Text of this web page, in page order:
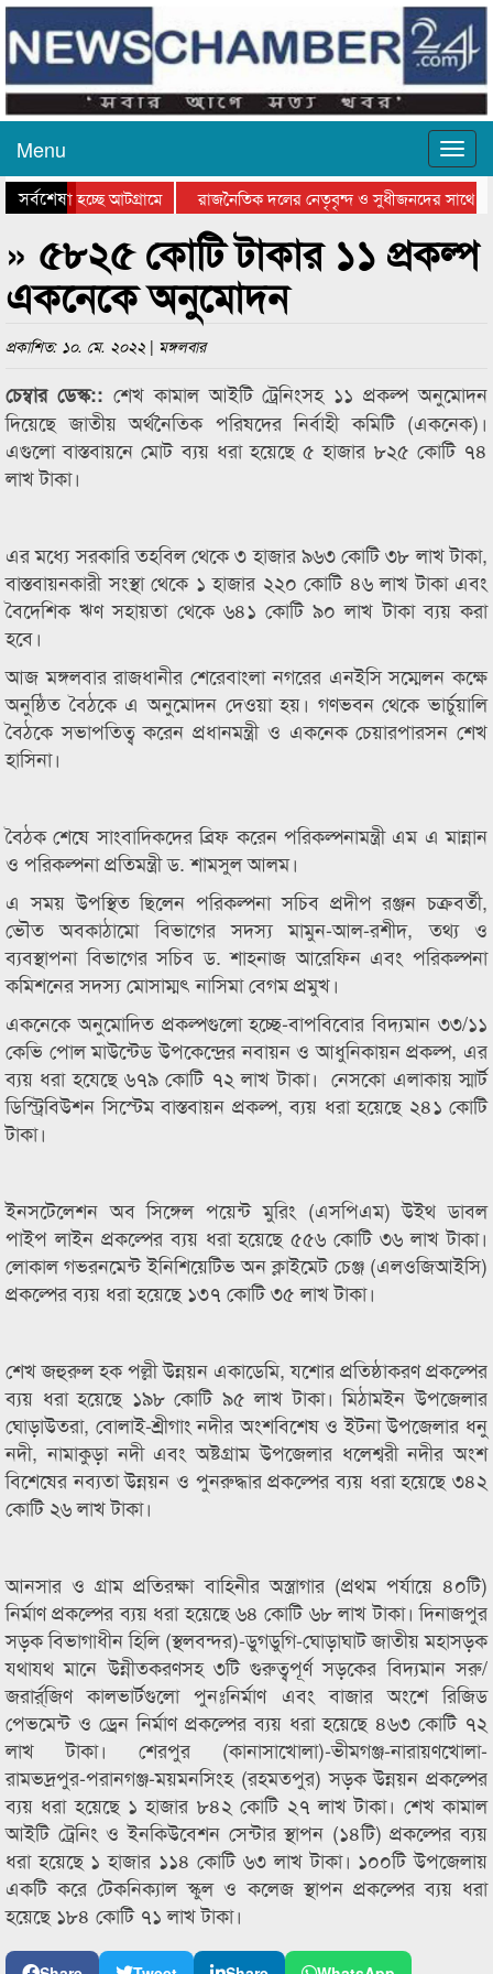
Menu
সর্বশেষ
যাওয়া হচ্ছে আটগ্রামে
রাজনৈতিক দলের নেতৃবৃন্দ ও সুধীজনদের সাথে
সিলেটে বাংলাদেশ গ্রুপ থিয়েটার ফেডারেশানের
» ৫৮২৫ কোটি টাকার ১১ প্রকল্প
একনেকে অনুমোদন
প্রকাশিত: ১০. মে. ২০২২ | মঙ্গলবার
চেম্বার ডেস্ক:: শেখ কামাল আইটি ট্রেনিংসহ ১১ প্রকল্প অনুমোদন
দিয়েছে জাতীয় অর্থনৈতিক পরিষদের নির্বাহী কমিটি (একনেক)।
এগুলো বাস্তবায়নে মোট ব্যয় ধরা হয়েছে ৫ হাজার ৮২৫ কোটি ৭৪
লাখ টাকা।
এর মধ্যে সরকারি তহবিল থেকে ৩ হাজার ৯৬৩ কোটি ৩৮ লাখ টাকা,
বাস্তবায়নকারী সংস্থা থেকে ১ হাজার ২২০ কোটি ৪৬ লাখ টাকা এবং
বৈদেশিক ঋণ সহায়তা থেকে ৬৪১ কোটি ৯০ লাখ টাকা ব্যয় করা
হবে।
আজ মঙ্গলবার রাজধানীর শেরেবাংলা নগরের এনইসি সম্মেলন কক্ষে
অনুষ্ঠিত বৈঠকে এ অনুমোদন দেওয়া হয়। গণভবন থেকে ভার্চুয়ালি
বৈঠকে সভাপতিত্ব করেন প্রধানমন্ত্রী ও একনেক চেয়ারপারসন শেখ
হাসিনা।
বৈঠক শেষে সাংবাদিকদের ব্রিফ করেন পরিকল্পনামন্ত্রী এম এ মান্নান
ও পরিকল্পনা প্রতিমন্ত্রী ড. শামসুল আলম।
এ সময় উপস্থিত ছিলেন পরিকল্পনা সচিব প্রদীপ রঞ্জন চক্রবর্তী,
ভৌত অবকাঠামো বিভাগের সদস্য মামুন-আল-রশীদ, তথ্য ও
ব্যবস্থাপনা বিভাগের সচিব ড. শাহনাজ আরেফিন এবং পরিকল্পনা
কমিশনের সদস্য মোসাম্মৎ নাসিমা বেগম প্রমুখ।
একনেকে অনুমোদিত প্রকল্পগুলো হচ্ছে-বাপবিবোর বিদ্যমান ৩৩/১১
কেভি পোল মাউন্টেড উপকেন্দ্রের নবায়ন ও আধুনিকায়ন প্রকল্প, এর
ব্যয় ধরা হযেছে ৬৭৯ কোটি ৭২ লাখ টাকা। নেসকো এলাকায় স্মার্ট
ডিস্ট্রিবিউশন সিস্টেম বাস্তবায়ন প্রকল্প, ব্যয় ধরা হয়েছে ২৪১ কোটি
টাকা।
ইনসটেলেশন অব সিঙ্গেল পয়েন্ট মুরিং (এসপিএম) উইথ ডাবল
পাইপ লাইন প্রকল্পের ব্যয় ধরা হয়েছে ৫৫৬ কোটি ৩৬ লাখ টাকা।
লোকাল গভরনমেন্ট ইনিশিয়েটিভ অন ক্লাইমেট চেঞ্জ (এলওজিআইসি)
প্রকল্পের ব্যয় ধরা হয়েছে ১৩৭ কোটি ৩৫ লাখ টাকা।
শেখ জহুরুল হক পল্লী উন্নয়ন একাডেমি, যশোর প্রতিষ্ঠাকরণ প্রকল্পের
ব্যয় ধরা হয়েছে ১৯৮ কোটি ৯৫ লাখ টাকা। মিঠামইন উপজেলার
ঘোড়াউতরা, বোলাই-শ্রীগাং নদীর অংশবিশেষ ও ইটনা উপজেলার ধনু
নদী, নামাকুড়া নদী এবং অষ্টগ্রাম উপজেলার ধলেশ্বরী নদীর অংশ
বিশেষের নব্যতা উন্নয়ন ও পুনরুদ্ধার প্রকল্পের ব্যয় ধরা হয়েছে ৩৪২
কোটি ২৬ লাখ টাকা।
আনসার ও গ্রাম প্রতিরক্ষা বাহিনীর অস্ত্রাগার (প্রথম পর্যায়ে ৪০টি)
নির্মাণ প্রকল্পের ব্যয় ধরা হয়েছে ৬৪ কোটি ৬৮ লাখ টাকা। দিনাজপুর
সড়ক বিভাগাধীন হিলি (স্থলবন্দর)-ডুগডুগি-ঘোড়াঘাট জাতীয় মহাসড়ক
যথাযথ মানে উন্নীতকরণসহ ৩টি গুরুত্বপূর্ণ সড়কের বিদ্যমান সরু/
জরার্র্জিণ কালভার্টগুলো পুনঃনির্মাণ এবং বাজার অংশে রিজিড
পেভমেন্ট ও ড্রেন নির্মাণ প্রকল্পের ব্যয় ধরা হয়েছে ৪৬৩ কোটি ৭২
লাখ টাকা। শেরপুর (কানাসাখোলা)-ভীমগঞ্জ-নারায়ণখোলা-
রামভদ্রপুর-পরানগঞ্জ-ময়মনসিংহ (রহমতপুর) সড়ক উন্নয়ন প্রকল্পের
ব্যয় ধরা হয়েছে ১ হাজার ৮৪২ কোটি ২৭ লাখ টাকা। শেখ কামাল
আইটি ট্রেনিং ও ইনকিউবেশন সেন্টার স্থাপন (১৪টি) প্রকল্পের ব্যয়
ধরা হয়েছে ১ হাজার ১১৪ কোটি ৬৩ লাখ টাকা। ১০০টি উপজেলায়
একটি করে টেকনিক্যাল স্কুল ও কলেজ স্থাপন প্রকল্পের ব্যয় ধরা
হয়েছে ১৮৪ কোটি ৭১ লাখ টাকা।